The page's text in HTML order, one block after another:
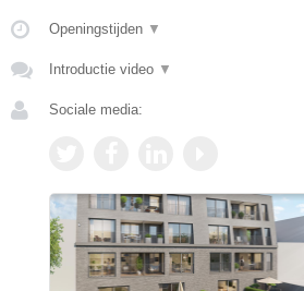
Openingstijden ▼
Introductie video ▼
Sociale media: